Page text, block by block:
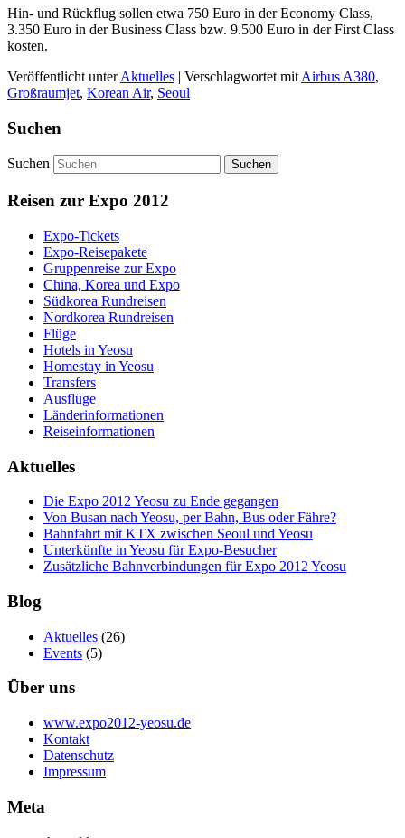
Hin- und Rückflug sollen etwa 750 Euro in der Economy Class,
3.350 Euro in der Business Class bzw. 9.500 Euro in der First Class
kosten.
Veröffentlicht unter Aktuelles | Verschlagwortet mit Airbus A380,
Großraumjet, Korean Air, Seoul
Suchen
Suchen
Reisen zur Expo 2012
Expo-Tickets
Expo-Reisepakete
Gruppenreise zur Expo
China, Korea und Expo
Südkorea Rundreisen
Nordkorea Rundreisen
Flüge
Hotels in Yeosu
Homestay in Yeosu
Transfers
Ausflüge
Länderinformationen
Reiseinformationen
Aktuelles
Die Expo 2012 Yeosu zu Ende gegangen
Von Busan nach Yeosu, per Bahn, Bus oder Fähre?
Bahnfahrt mit KTX zwischen Seoul und Yeosu
Unterkünfte in Yeosu für Expo-Besucher
Zusätzliche Bahnverbindungen für Expo 2012 Yeosu
Blog
Aktuelles (26)
Events (5)
Über uns
www.expo2012-yeosu.de
Kontakt
Datenschutz
Impressum
Meta